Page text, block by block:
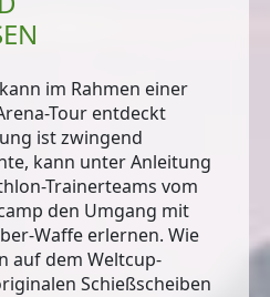
im Rahmen einer
Tour entdeckt
ist zwingend
kann unter Anleitung
Trainerteams vom
den Umgang mit
Waffe erlernen. Wie
auf dem Weltcup-
Schießscheiben